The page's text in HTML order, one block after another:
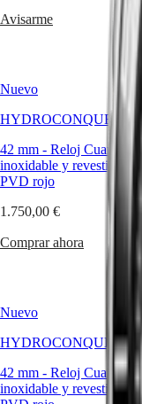
LONGINES
LONGINES
FLAGSHIP
CLASSIC
EVIDENZA
ELEGANT
GRANDE
CLASSIQUE
LONGINES
LEGEND
DIVER
ULTRA-
CHRON
Singapore
區
ไทย
Europa
Österreich
(Fr )
(Nl)
Deutschland
(En)
( El)
Italia
Avisarme
Nuevo
HYDROCONQUEST
42 mm - Reloj Cuarzo -
inoxidable y
PVD rojo
1.750,00 €
Comprar ahora
Nuevo
HYDROCONQUEST
42 mm - Reloj Cuarzo-
inoxidable y revestimiento